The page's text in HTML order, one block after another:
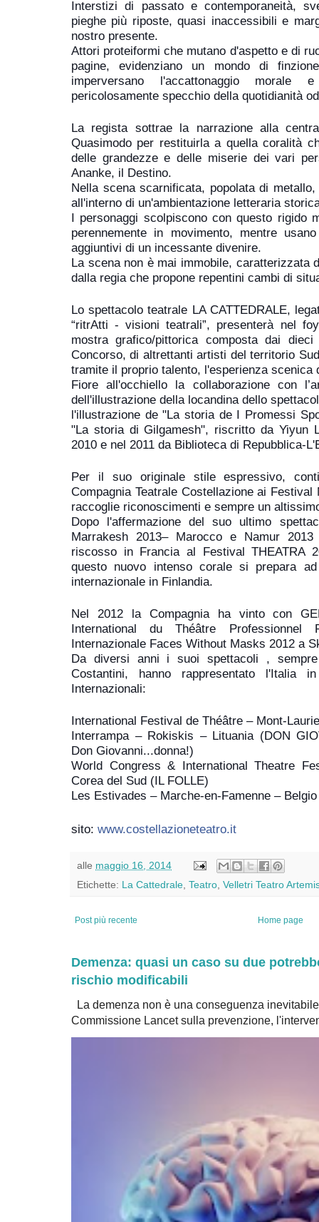
Interstizi di passato e contemporaneità,
pieghe più riposte, quasi inaccessibili e
nostro presente.
Attori proteiformi che mutano d'aspetto e di
pagine, evidenziano un mondo di
imperversano l'accattonaggio
pericolosamente specchio della quotidianità
La regista sottrae la narrazione alla
Quasimodo per restituirla a quella coralità
delle grandezze e delle miserie dei vari
Ananke, il Destino.
Nella scena scarnificata, popolata di
all'interno di un'ambientazione letteraria
I personaggi scolpiscono con questo rigido
perennemente in movimento, mentre
aggiuntivi di un incessante divenire.
La scena non è mai immobile, caratterizzata
dalla regia che propone repentini cambi di
Lo spettacolo teatrale LA CATTEDRALE,
“ritrAtti - visioni teatrali”, presenterà nel
mostra grafico/pittorica composta dai
Concorso, di altrettanti artisti del territorio
tramite il proprio talento, l'esperienza scenica
Fiore all'occhiello la collaborazione con
dell'illustrazione della locandina dello
l'illustrazione de "La storia de I Promessi
"La storia di Gilgamesh", riscritto da Yiyun
2010 e nel 2011 da Biblioteca di Repubblica-
Per il suo originale stile espressivo,
Compagnia Teatrale Costellazione ai
raccoglie riconoscimenti e sempre un
Dopo l'affermazione del suo ultimo
Marrakesh 2013– Marocco e Namur
riscosso in Francia al Festival THEATRA
questo nuovo intenso corale si prepara
internazionale in Finlandia.
Nel 2012 la Compagnia ha vinto con
International du Théâtre
Internazionale Faces Without Masks 2012 a
Da diversi anni i suoi spettacoli ,
Costantini, hanno rappresentato l'Italia
Internazionali:
International Festival de Théâtre – Mont-
Interrampa – Rokiskis – Lituania (DON
Don Giovanni...donna!)
World Congress & International Theatre
Corea del Sud (IL FOLLE)
Les Estivades – Marche-en-Famenne –
sito: www.costellazioneteatro.it
alle maggio 16, 2014
Etichette: La Cattedrale Teatro Velletri Teatro
Post più recente Home page
Demenza: quasi un caso su due
rischio modificabili
La demenza non è una conseguenza
Commissione Lancet sulla prevenzione,